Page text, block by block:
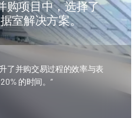
购项目中，选择了
室解决方案。
的时间。”